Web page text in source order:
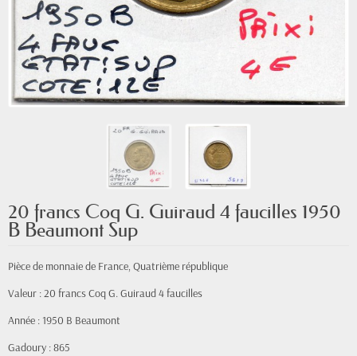
20 francs Coq G. Guiraud 4 faucilles 1950
B Beaumont Sup
Pièce de monnaie de France, Quatrième république
Valeur : 20 francs Coq G. Guiraud 4 faucilles
Année : 1950 B Beaumont
Gadoury : 865